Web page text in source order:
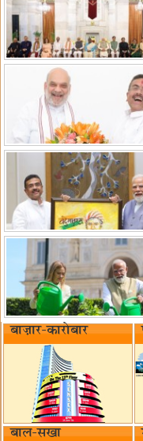
बाज़ार-कारोबार
बाल-सखा